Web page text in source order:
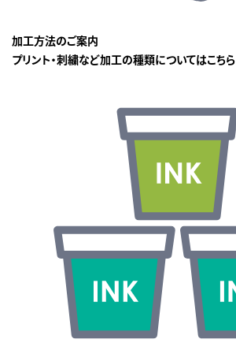
加工方法のご案内
プリント・刺繍など加工の種類についてはこちら